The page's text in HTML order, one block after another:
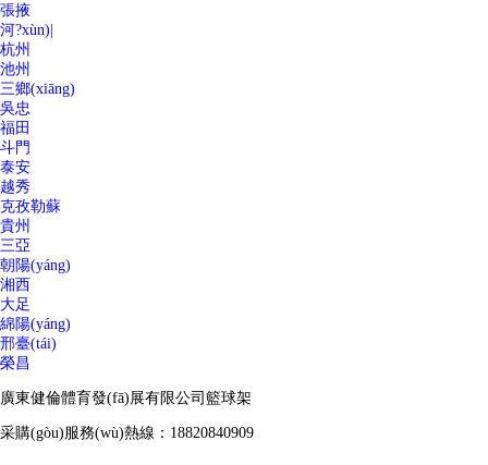
張掖
河?xùn)|
杭州
池州
三鄉(xiāng)
吳忠
福田
斗門
泰安
越秀
克孜勒蘇
貴州
三亞
朝陽(yáng)
湘西
大足
綿陽(yáng)
邢臺(tái)
榮昌
廣東健倫體育發(fā)展有限公司籃球架
采購(gòu)服務(wù)熱線：18820840909